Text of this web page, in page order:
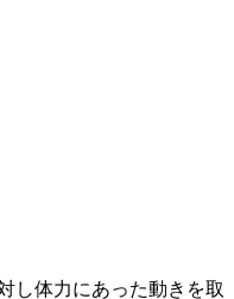
し体力にあった動きを取